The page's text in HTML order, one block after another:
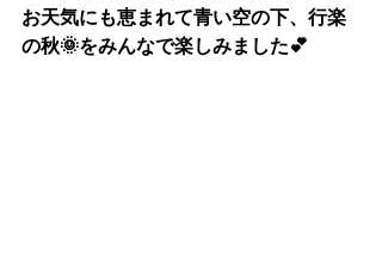
お天気にも恵まれて青い空の下、行楽
の秋🌞をみんなで楽しみました💕